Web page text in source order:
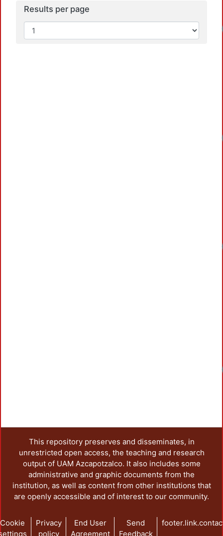
Results per page
This repository preserves and disseminates, in
unrestricted open access, the teaching and research
output of UAM Azcapotzalco. It also includes some
administrative and graphic documents from the
institution, as well as content from other institutions that
are openly accessible and of interest to our community.
Cookie
Privacy
policy
End User
Agreement
Send
Feedback